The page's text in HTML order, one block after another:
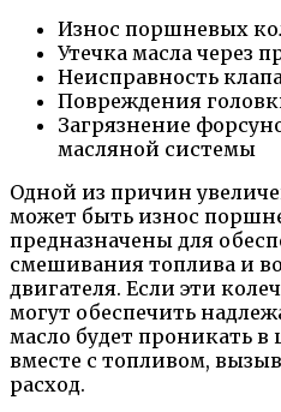
Износ поршневых
Утечка масла через
Неисправность
Повреждения
Загрязнение
масляной системы
Одной из причин
может быть износ
предназначены для
смешивания топлива и
двигателя. Если эти
могут обеспечить
масло будет проникать
вместе с топливом,
расход.